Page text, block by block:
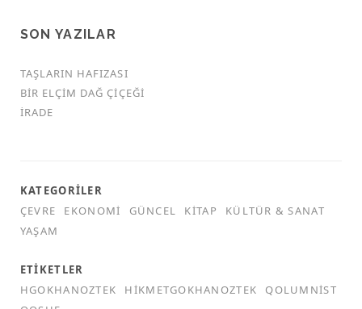
SON YAZILAR
TAŞLARIN HAFIZASI
BIR ELÇIM DAĞ ÇIÇEĞI
İRADE
KATEGORILER
ÇEVRE
EKONOMI GÜNCEL KITAP
KÜLTÜR & SANAT
YAŞAM
ETIKETLER
HGOKHANOZTEK
HIKMETGOKHANOZTEK
QOLUMNIST